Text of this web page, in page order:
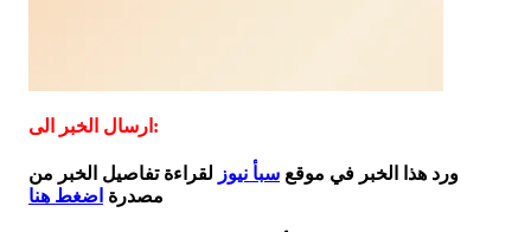
ارسال الخبر الى:
ورد هذا الخبر في موقع سبأ نيوز لقراءة تفاصيل الخبر من
مصدرة اضغط هنا